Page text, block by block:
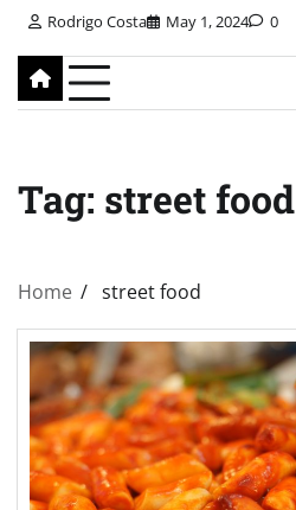
Rodrigo Costa May 1, 2024 0
Tag: street food
Home street food